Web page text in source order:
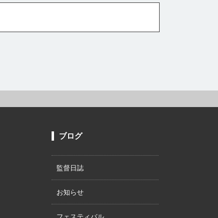
ブログ
監督日誌
お知らせ
フェスティバル